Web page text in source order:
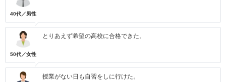
40代／男性
50代／女性
とりあえず希望の高校に合格できた。
授業がない日も自習をしに行けた。